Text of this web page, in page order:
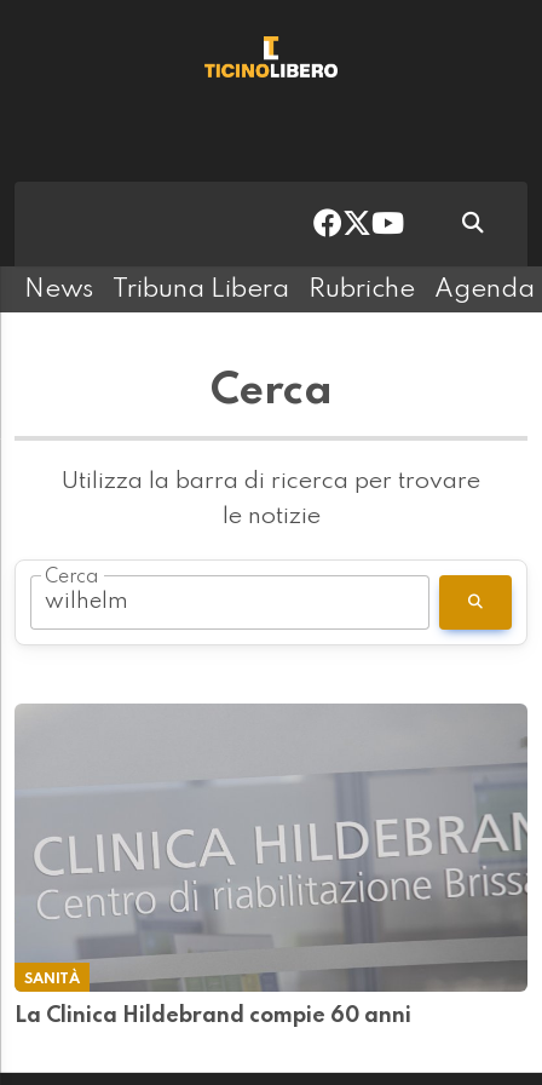
News Tribuna Libera Rubriche Agenda
Cerca
Utilizza la barra di ricerca per trovare
le notizie
Cerca
SANITÀ
La Clinica Hildebrand compie 60 anni